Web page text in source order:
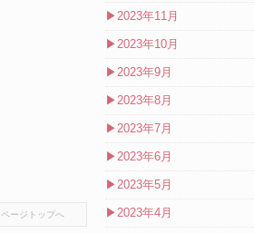
ページトップへ
▶2023年11月
▶2023年10月
▶2023年9月
▶2023年8月
▶2023年7月
▶2023年6月
▶2023年5月
▶2023年4月